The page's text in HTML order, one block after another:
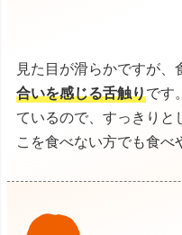
見た目が滑らかですが、
合いを感じる舌触りです
ているので、すっきりと
こを食べない方でも食べ